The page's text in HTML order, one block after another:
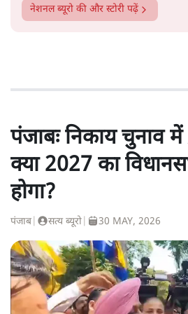
नेशनल ब्यूरो की और स्टोरी पढ़ें
पंजाबः निकाय चुनाव
क्या 2027 का
होगा?
पंजाब सत्य ब्यूरो 30 MAY, 2026